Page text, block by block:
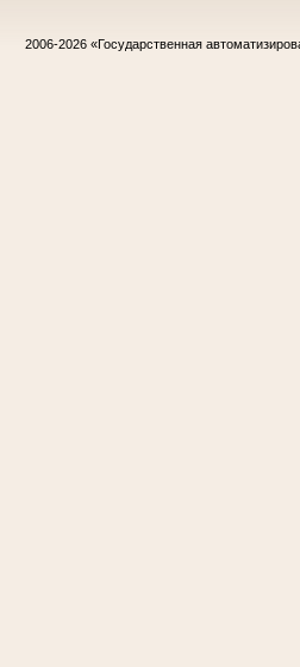
2006-2026 «Государственная